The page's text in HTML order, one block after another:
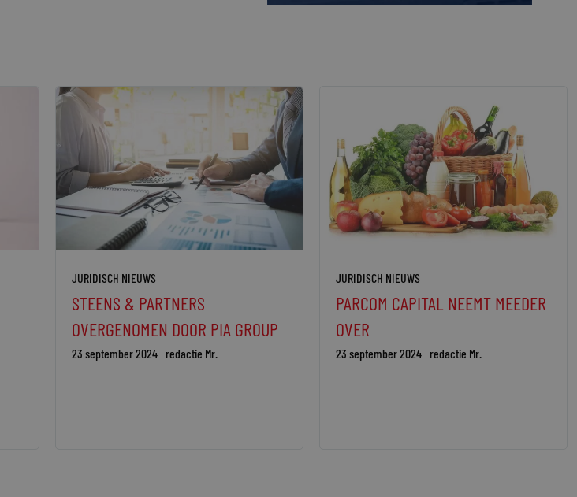
JURIDISCH NIEUWS
STEENS & PARTNERS
OVERGENOMEN DOOR PIA GROUP
23 september 2024 redactie Mr.
JURIDISCH NIEUWS
PARCOM CAPITAL NEEMT MEEDER
OVER
23 september 2024 redactie Mr.